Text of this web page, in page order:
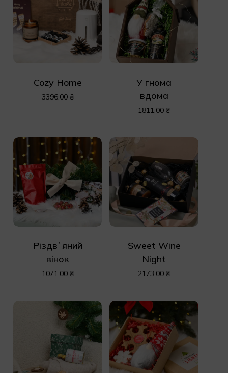
Cozy Home
3396,00 ₴
У гнома
вдома
1811,00 ₴
Різдв`яний
вінок
1071,00 ₴
Sweet Wine
Night
2173,00 ₴